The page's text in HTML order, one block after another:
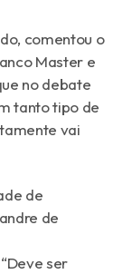
comentou o
Master e
no debate
tanto tipo de
vai
de
de
ser